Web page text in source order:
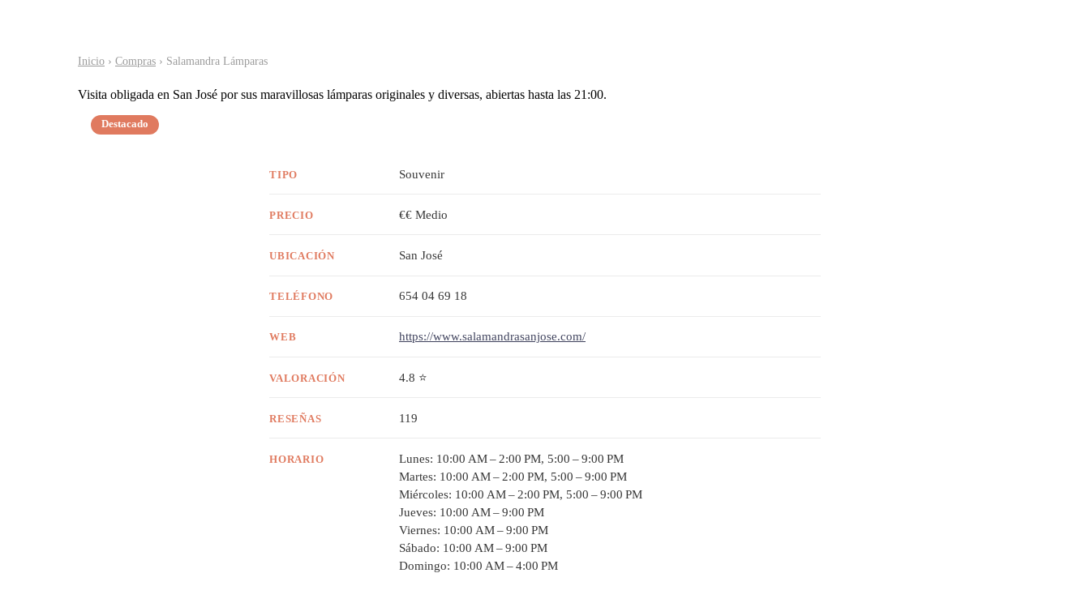
Inicio › Compras › Salamandra Lámparas
Visita obligada en San José por sus maravillosas lámparas originales y diversas, abiertas hasta las 21:00.
Destacado
TIPO Souvenir
PRECIO €€ Medio
UBICACIÓN San José
TELÉFONO 654 04 69 18
WEB https://www.salamandrasanjose.com/
VALORACIÓN 4.8 ⭐
RESEÑAS 119
HORARIO
Lunes: 10:00 AM – 2:00 PM, 5:00 – 9:00 PM
Martes: 10:00 AM – 2:00 PM, 5:00 – 9:00 PM
Miércoles: 10:00 AM – 2:00 PM, 5:00 – 9:00 PM
Jueves: 10:00 AM – 9:00 PM
Viernes: 10:00 AM – 9:00 PM
Sábado: 10:00 AM – 9:00 PM
Domingo: 10:00 AM – 4:00 PM